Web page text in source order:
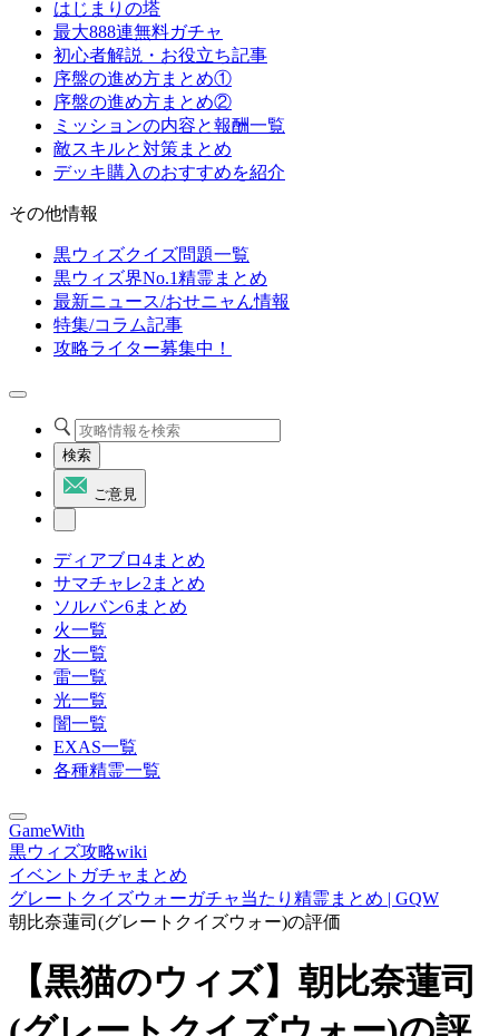
はじまりの塔
最大888連無料ガチャ
初心者解説・お役立ち記事
序盤の進め方まとめ①
序盤の進め方まとめ②
ミッションの内容と報酬一覧
敵スキルと対策まとめ
デッキ購入のおすすめを紹介
その他情報
黒ウィズクイズ問題一覧
黒ウィズ界No.1精霊まとめ
最新ニュース/おせニャん情報
特集/コラム記事
攻略ライター募集中！
検索
ご意見
ディアブロ4まとめ
サマチャレ2まとめ
ソルバン6まとめ
火一覧
水一覧
雷一覧
光一覧
闇一覧
EXAS一覧
各種精霊一覧
GameWith
黒ウィズ攻略wiki
イベントガチャまとめ
グレートクイズウォーガチャ当たり精霊まとめ | GQW
朝比奈蓮司(グレートクイズウォー)の評価
【黒猫のウィズ】朝比奈蓮司